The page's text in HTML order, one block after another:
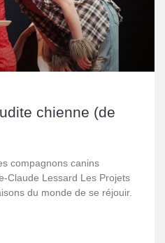
chienne (de
compagnons canins
Claude Lessard Les Projets
du monde de se réjouir.